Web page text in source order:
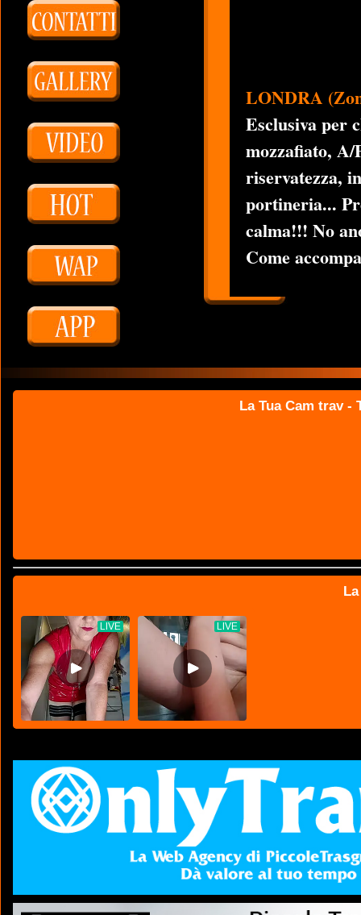
LONDRA
Esclusiva per
mozzafiato, A/
riservatezza,
portineria...
calma!!! No
Come
La Tua Cam trav -